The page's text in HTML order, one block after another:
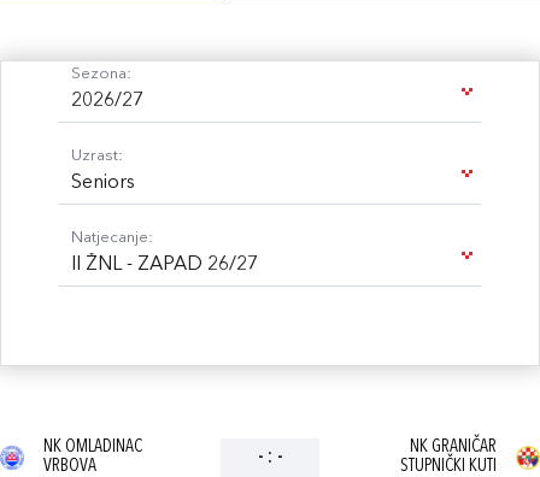
Sezona:
2026/27
Uzrast:
Seniors
Natjecanje:
II ŽNL - ZAPAD 26/27
NK OMLADINAC
VRBOVA
- : -
NK GRANIČAR
STUPNIČKI KUTI